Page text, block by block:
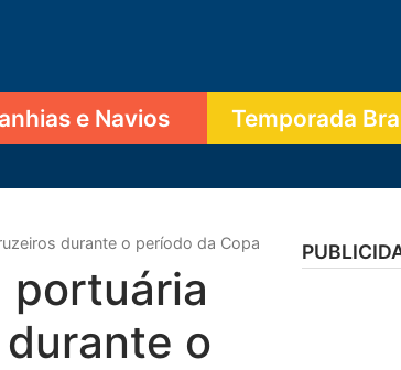
e Navios Temporada
durante o período da Copa
portuária
o